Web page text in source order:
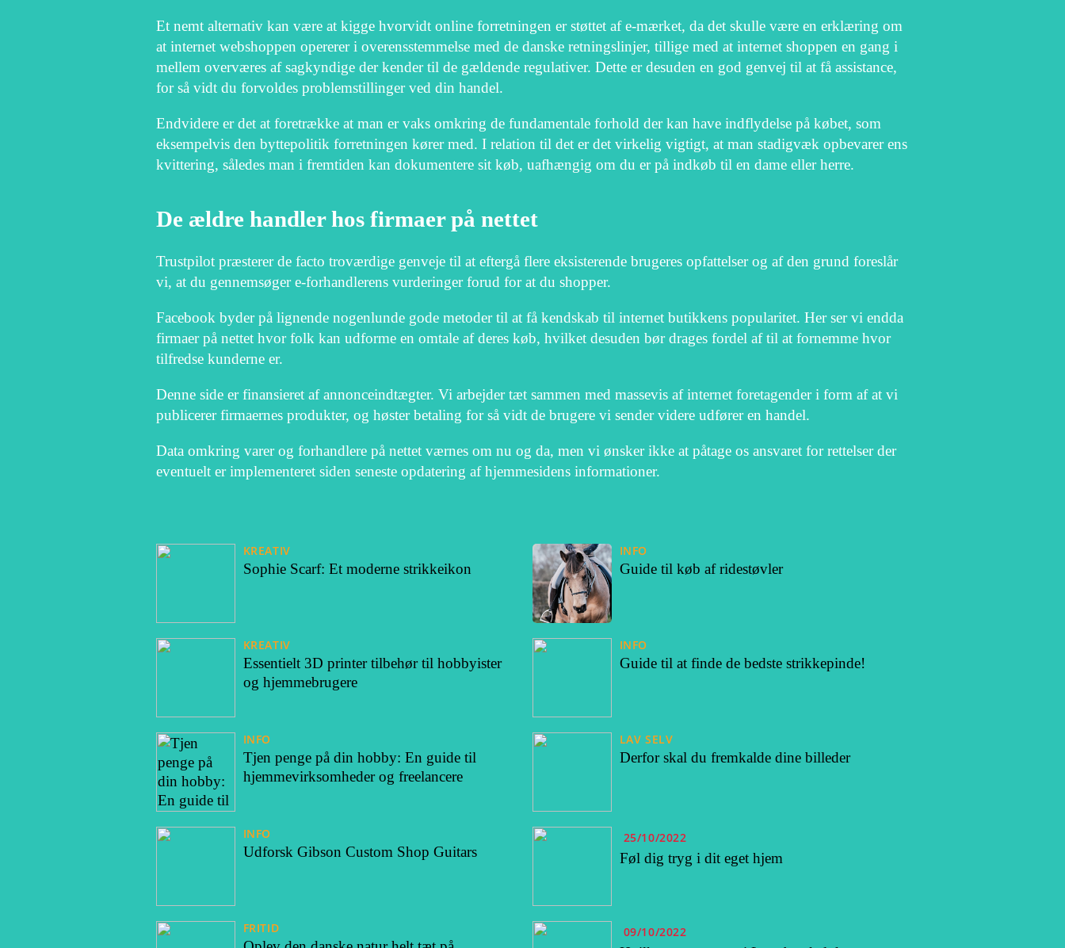
Et nemt alternativ kan være at kigge hvorvidt online forretningen er støttet af e-mærket, da det skulle være en erklæring om
at internet webshoppen opererer i overensstemmelse med de danske retningslinjer, tillige med at internet shoppen en gang i
mellem overværes af sagkyndige der kender til de gældende regulativer. Dette er desuden en god genvej til at få assistance,
for så vidt du forvoldes problemstillinger ved din handel.
Endvidere er det at foretrække at man er vaks omkring de fundamentale forhold der kan have indflydelse på købet, som
eksempelvis den byttepolitik forretningen kører med. I relation til det er det virkelig vigtigt, at man stadigvæk opbevarer ens
kvittering, således man i fremtiden kan dokumentere sit køb, uafhængig om du er på indkøb til en dame eller herre.
De ældre handler hos firmaer på nettet
Trustpilot præsterer de facto troværdige genveje til at eftergå flere eksisterende brugeres opfattelser og af den grund foreslår
vi, at du gennemsøger e-forhandlerens vurderinger forud for at du shopper.
Facebook byder på lignende nogenlunde gode metoder til at få kendskab til internet butikkens popularitet. Her ser vi endda
firmaer på nettet hvor folk kan udforme en omtale af deres køb, hvilket desuden bør drages fordel af til at fornemme hvor
tilfredse kunderne er.
Denne side er finansieret af annonceindtægter. Vi arbejder tæt sammen med massevis af internet foretagender i form af at vi
publicerer firmaernes produkter, og høster betaling for så vidt de brugere vi sender videre udfører en handel.
Data omkring varer og forhandlere på nettet værnes om nu og da, men vi ønsker ikke at påtage os ansvaret for rettelser der
eventuelt er implementeret siden seneste opdatering af hjemmesidens informationer.
KREATIV
Sophie Scarf: Et moderne strikkeikon
KREATIV
Essentielt 3D printer tilbehør til hobbyister
og hjemmebrugere
INFO
Tjen penge på din hobby: En guide til
hjemmevirksomheder og freelancere
INFO
Udforsk Gibson Custom Shop Guitars
FRITID
INFO
Guide til køb af ridestøvler
INFO
Guide til at finde de bedste strikkepinde!
LAV SELV
Derfor skal du fremkalde dine billeder
25/10/2022
Føl dig tryg i dit eget hjem
09/10/2022